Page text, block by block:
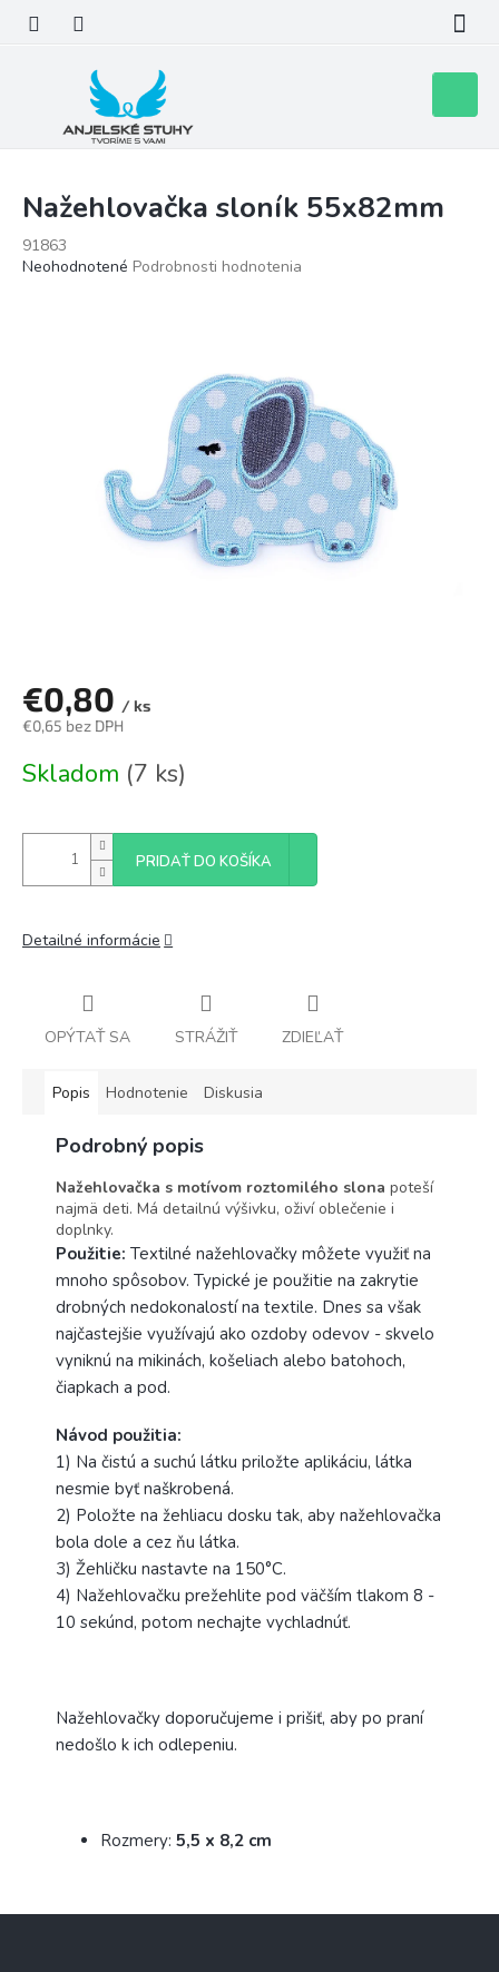
obsah
košík
Nažehlovačka sloník 55x82mm
91863
Priemerné
Neohodnotené Podrobnosti hodnotenia
€0,80 / ks
€0,65 bez DPH
cena:
Skladom (7 ks)
PRIDAŤ DO KOŠÍKA
Detailné informácie
OPÝTAŤ SA STRÁŽIŤ ZDIEĽAŤ
Popis Hodnotenie Diskusia
Podrobný popis
Nažehlovačka s motívom roztomilého slona poteší
najmä deti. Má detailnú výšivku, oživí oblečenie i
doplnky.
Použitie: Textilné nažehlovačky môžete využiť na
mnoho spôsobov. Typické je použitie na zakrytie
drobných nedokonalostí na textile. Dnes sa však
najčastejšie využívajú ako ozdoby odevov - skvelo
vyniknú na mikinách, košeliach alebo batohoch,
čiapkach a pod.
Návod použitia:
1) Na čistú a suchú látku priložte aplikáciu, látka
nesmie byť naškrobená.
2) Položte na žehliacu dosku tak, aby nažehlovačka
bola dole a cez ňu látka.
3) Žehličku nastavte na 150°C.
4) Nažehlovačku prežehlite pod väčším tlakom 8 -
10 sekúnd, potom nechajte vychladnúť.
Nažehlovačky doporučujeme i prišiť, aby po praní
nedošlo k ich odlepeniu.
Rozmery: 5,5 x 8,2 cm